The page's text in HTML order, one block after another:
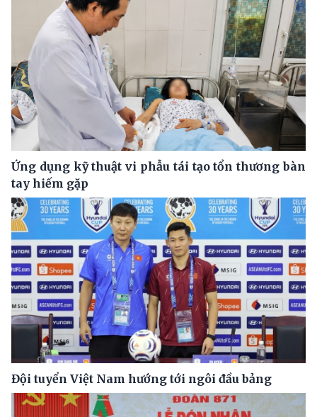
Ứng dụng kỹ thuật vi phẫu tái tạo tổn thương bàn
tay hiếm gặp
Đội tuyển Việt Nam hướng tới ngôi đầu bảng